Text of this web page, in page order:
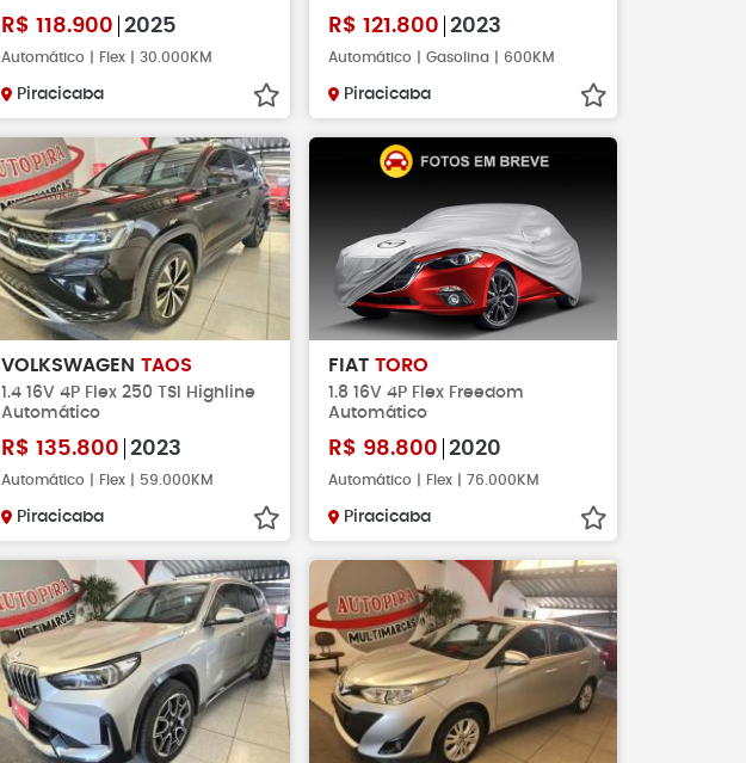
R$ 118.900 2025
Automático | Flex | 30.000KM
Piracicaba
R$ 121.800 2023
Automático | Gasolina | 600KM
Piracicaba
VOLKSWAGEN TAOS
1.4 16V 4P Flex 250 TSI Highline
Automático
R$ 135.800 2023
Automático | Flex | 59.000KM
Piracicaba
FIAT TORO
1.8 16V 4P Flex Freedom
Automático
R$ 98.800 2020
Automático | Flex | 76.000KM
Piracicaba